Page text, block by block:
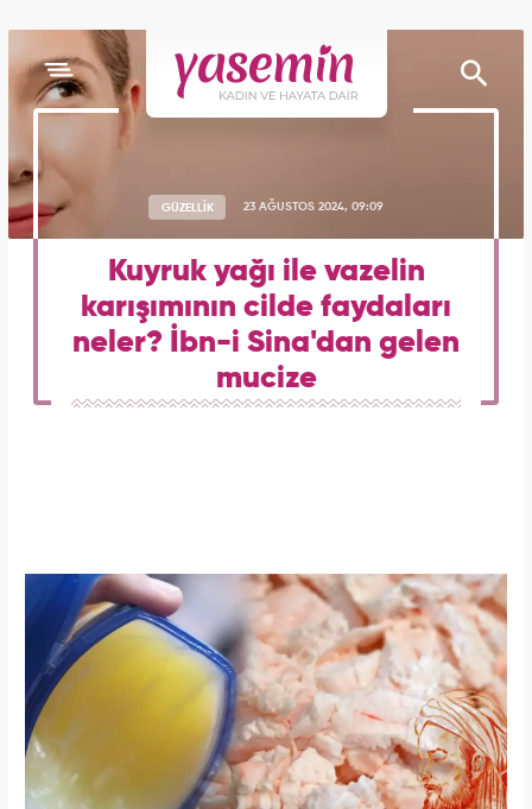
GÜZELLİK 23 AĞUSTOS 2024, 09:09
Kuyruk yağı ile vazelin
karışımının cilde faydaları
neler? İbn-i Sina'dan gelen
mucize